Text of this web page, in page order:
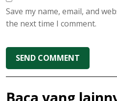
Save my name, email, and
the next time I comment.